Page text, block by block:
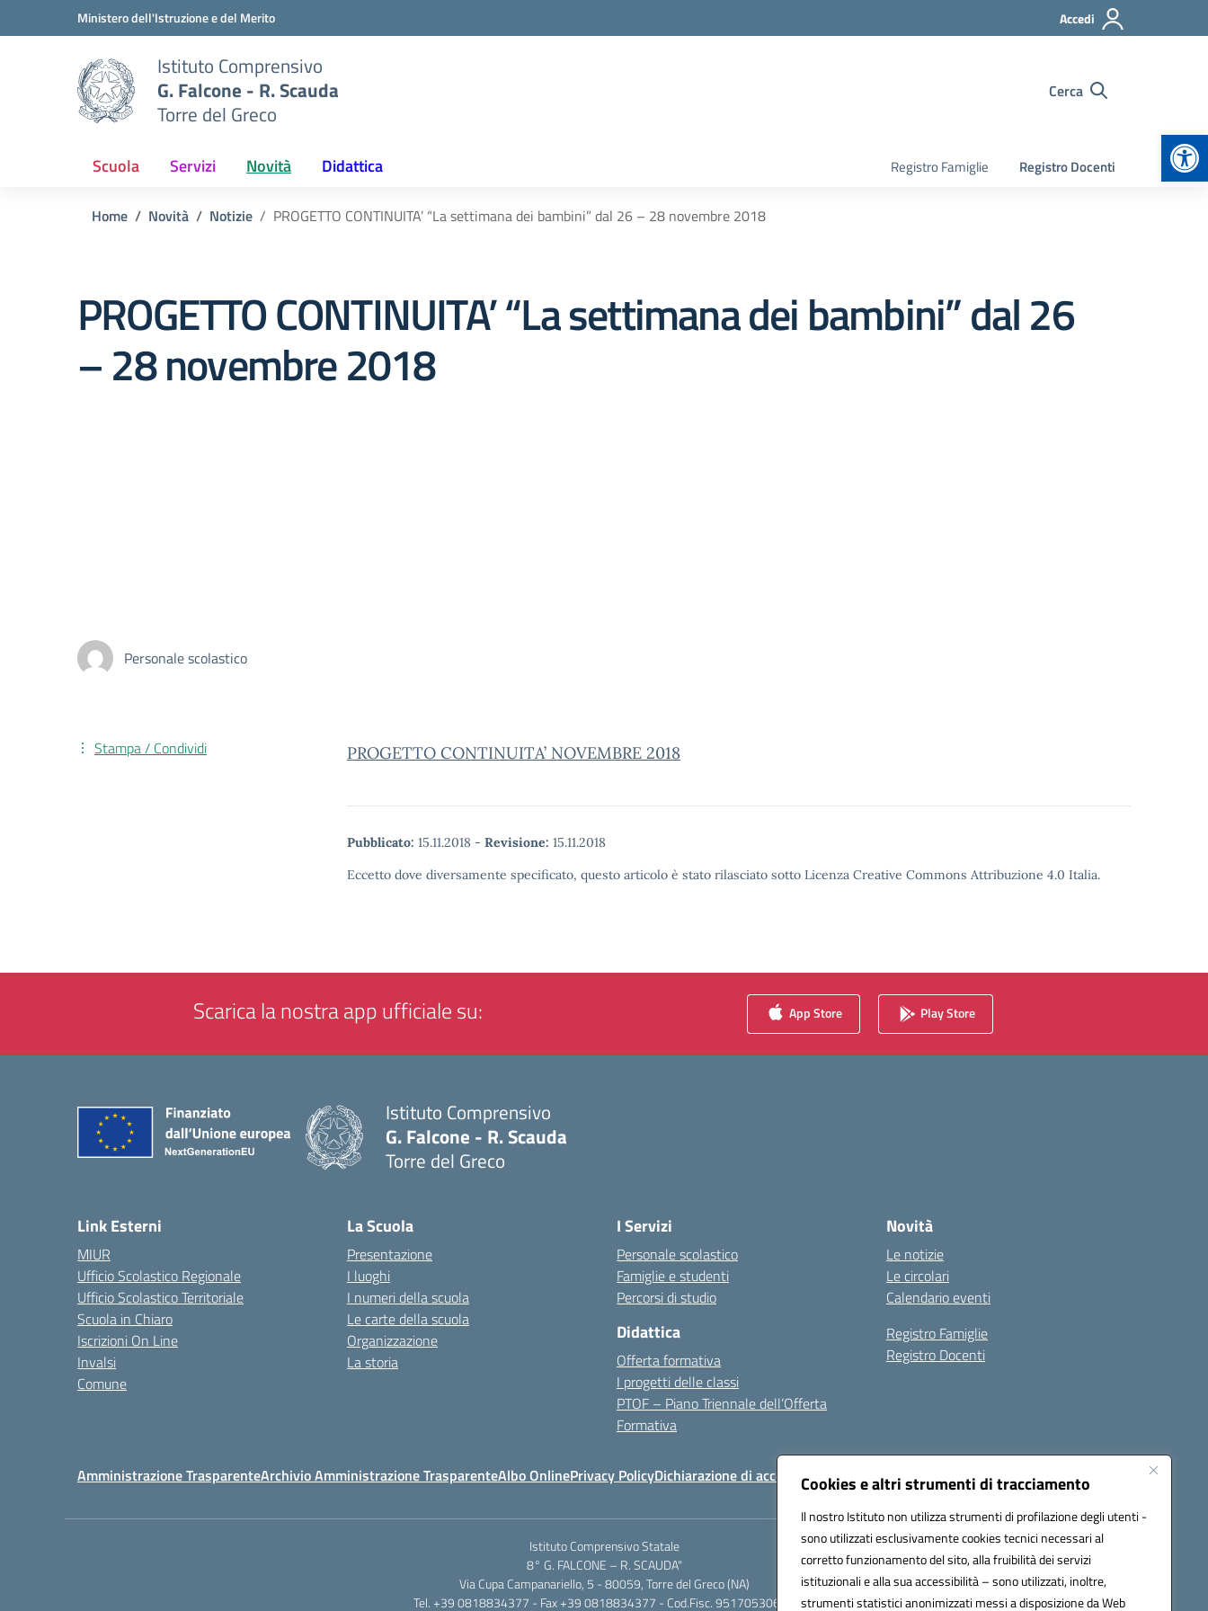
Cookies e altri strumenti di tracciamento
Il nostro Istituto non utilizza strumenti di profilazione degli utenti -
sono utilizzati esclusivamente cookies tecnici necessari al
corretto funzionamento del sito, alla fruibilità dei servizi
istituzionali e alla sua accessibilità – sono utilizzati, inoltre,
strumenti statistici anonimizzati messi a disposizione da Web
Vai ai contenuti
Vai al menu di navigazioneMinistero dell'Istruzione e del Merito Accedi
Istituto Comprensivo
G. Falcone - R. Scauda
Torre del Greco
Cerca
Scuola Servizi Novità Didattica Registro Famiglie Registro Docenti
Home Novità Notizie PROGETTO CONTINUITA’ “La settimana dei bambini” dal 26 – 28 novembre 2018
PROGETTO CONTINUITA’ “La settimana dei bambini” dal 26
– 28 novembre 2018
Personale scolastico
PROGETTO CONTINUITA’ NOVEMBRE 2018
Pubblicato: 15.11.2018 - Revisione: 15.11.2018
Eccetto dove diversamente specificato, questo articolo è stato rilasciato sotto Licenza Creative Commons Attribuzione 4.0 Italia.
Stampa / Condividi
Scarica la nostra app ufficiale su: App Store Play Store
Istituto Comprensivo
G. Falcone - R. Scauda
Torre del Greco
Link Esterni
MIUR
Ufficio Scolastico Regionale
Ufficio Scolastico Territoriale
Scuola in Chiaro
Iscrizioni On Line
Invalsi
Comune
La Scuola
Presentazione
I luoghi
I numeri della scuola
Le carte della scuola
Organizzazione
La storia
I Servizi
Personale scolastico
Famiglie e studenti
Percorsi di studio
Didattica
Offerta formativa
I progetti delle classi
PTOF – Piano Triennale dell’Offerta
Formativa
Novità
Le notizie
Le circolari
Calendario eventi
Registro Famiglie
Registro Docenti
Amministrazione TrasparenteArchivio Amministrazione TrasparenteAlbo OnlinePrivacy PolicyDichiarazione di accessibilità Note legali
Istituto Comprensivo Statale
8° G. FALCONE – R. SCAUDA"
Via Cupa Campanariello, 5 - 80059, Torre del Greco (NA)
Tel. +39 0818834377 - Fax +39 0818834377 - Cod.Fisc. 95170530638